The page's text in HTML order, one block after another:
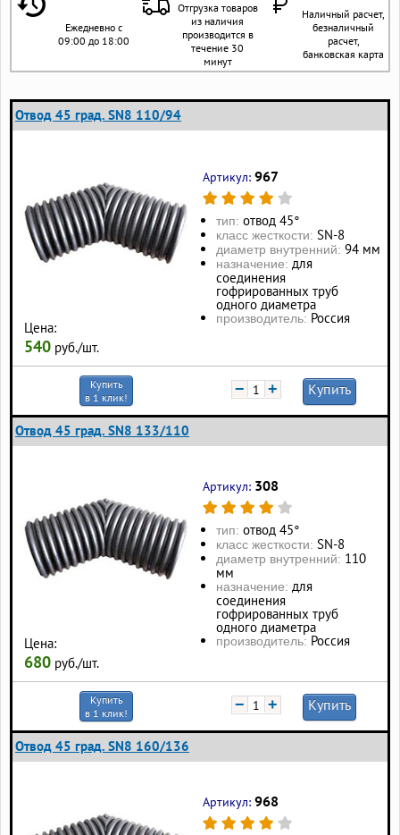
Ежедневно с
09:00 до 18:00
Отгрузка товаров
из наличия
производится в
течение 30
минут
Наличный расчет,
безналичный
расчет,
банковская карта
Отвод 45 град. SN8 110/94
Цена:
540 руб./шт.
Артикул: 967
тип: отвод 45°
класс жесткости: SN-8
диаметр внутренний: 94 мм
назначение: для
соединения
гофрированных труб
одного диаметра
производитель: Россия
Купить
в 1 клик!
− + Купить
Отвод 45 град. SN8 133/110
Цена:
680 руб./шт.
Артикул: 308
тип: отвод 45°
класс жесткости: SN-8
диаметр внутренний: 110
мм
назначение: для
соединения
гофрированных труб
одного диаметра
производитель: Россия
Купить
в 1 клик!
− + Купить
Отвод 45 град. SN8 160/136
Артикул: 968